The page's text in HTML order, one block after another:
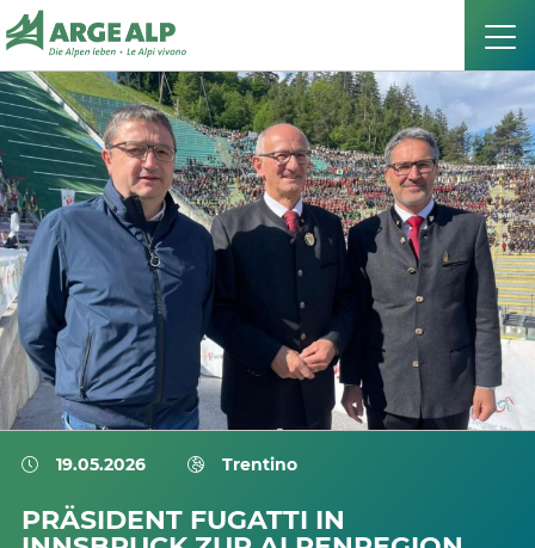
19.05.2026 Trentino
PRÄSIDENT FUGATTI IN